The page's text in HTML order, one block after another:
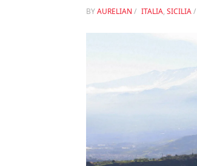
BYAURELIAN / ITALIA, SICILIA/